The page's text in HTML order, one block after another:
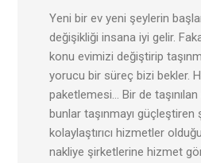
Yeni bir ev yeni şeylerin
değişikliği insana iyi gelir.
konu evimizi değiştirip
yorucu bir süreç bizi bekler.
paketlemesi… Bir de
bunlar taşınmayı güçleştiren
kolaylaştırıcı hizmetler
nakliye şirketlerine hizmet